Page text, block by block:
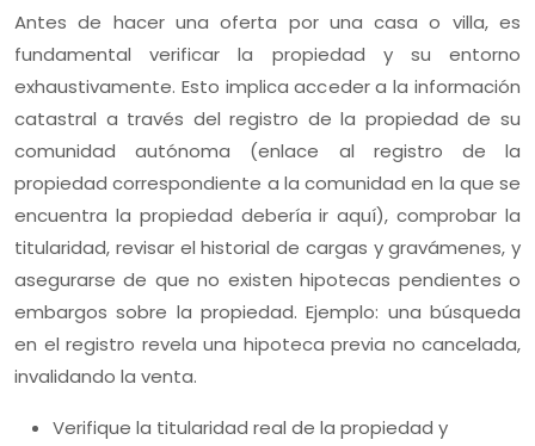
Antes de hacer una oferta por una casa o villa, es
fundamental verificar la propiedad y su entorno
exhaustivamente. Esto implica acceder a la información
catastral a través del registro de la propiedad de su
comunidad autónoma (enlace al registro de la
propiedad correspondiente a la comunidad en la que se
encuentra la propiedad debería ir aquí), comprobar la
titularidad, revisar el historial de cargas y gravámenes, y
asegurarse de que no existen hipotecas pendientes o
embargos sobre la propiedad. Ejemplo: una búsqueda
en el registro revela una hipoteca previa no cancelada,
invalidando la venta.
Verifique la titularidad real de la propiedad y